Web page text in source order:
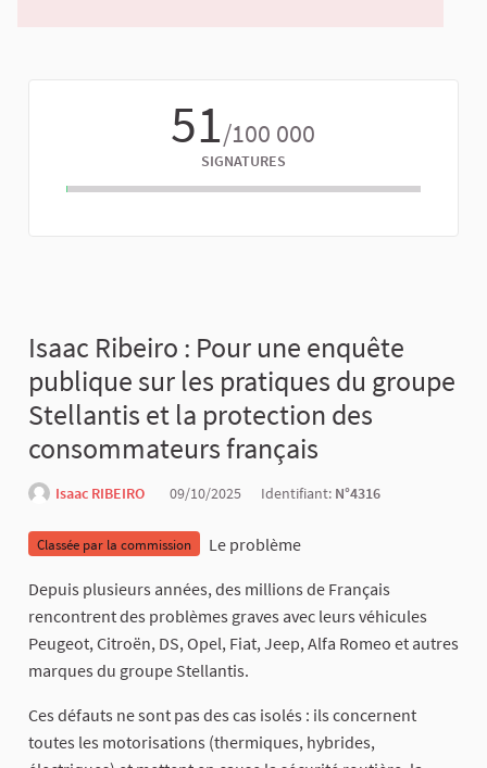
51/100 000
SIGNATURES
Isaac Ribeiro : Pour une enquête
publique sur les pratiques du groupe
Stellantis et la protection des
consommateurs français
Isaac RIBEIRO 09/10/2025 Identifiant: N°4316
Classée par la commission Le problème
Depuis plusieurs années, des millions de Français
rencontrent des problèmes graves avec leurs véhicules
Peugeot, Citroën, DS, Opel, Fiat, Jeep, Alfa Romeo et autres
marques du groupe Stellantis.
Ces défauts ne sont pas des cas isolés : ils concernent
toutes les motorisations (thermiques, hybrides,